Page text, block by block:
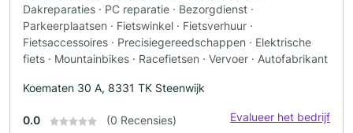
Dakreparaties · PC reparatie · Bezorgdienst ·
Parkeerplaatsen · Fietswinkel · Fietsverhuur ·
Fietsaccessoires · Precisiegereedschappen · Elektrische
fiets · Mountainbikes · Racefietsen · Vervoer · Autofabrikant
Koematen 30 A, 8331 TK Steenwijk
0.0 (0 Recensies) Evalueer het bedrijf